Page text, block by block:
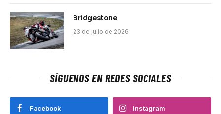
Bridgestone
23 de julio de 2026
SÍGUENOS EN REDES SOCIALES
Facebook Instagram